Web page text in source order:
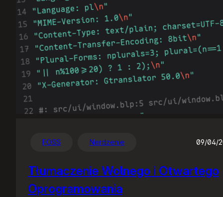
FOSS Nerdzenie 09/04/
Tłumaczenie Wolnego i Otwartego
Oprogramowania